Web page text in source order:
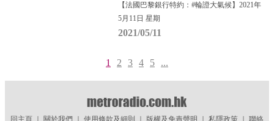
【法國巴黎銀行特約：#輪證大氣候】2021年
5月11日 星期
2021/05/11
1 2 3 4 5 ...